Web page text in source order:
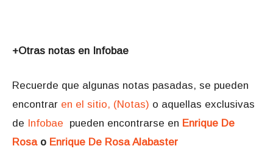
+Otras notas en Infobae
Recuerde que algunas notas pasadas, se pueden
encontrar en el sitio, (Notas) o aquellas exclusivas
de Infobae pueden encontrarse en Enrique De
Rosao Enrique De Rosa Alabaster